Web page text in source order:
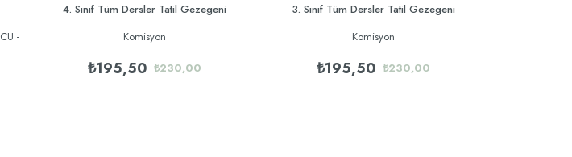
-
4. Sınıf Tüm Dersler Tatil Gezegeni
Komisyon
₺195,50 ₺230,00
3. Sınıf Tüm Dersler Tatil Gezegeni
Komisyon
₺195,50 ₺230,00